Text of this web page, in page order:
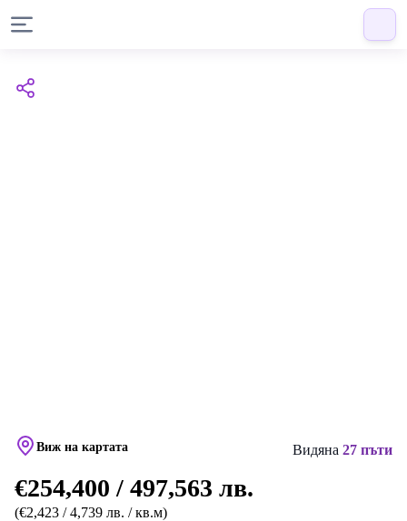
Виж на картата Видяна 27 пъти
€254,400 / 497,563 лв.
(€2,423 / 4,739 лв. / кв.м)